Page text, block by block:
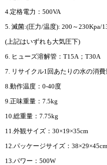
4.定格電力：500VA
5. 滅菌:(圧力/温度): 200～230Kpa/
(上記はいずれも大気圧下)
6. ヒューズ溶解管：T15A；T30A
7. リサイクル1回あたりの水の消
8.動作温度：0-40度
9.正味重量：7.5kg
10.総重量：7.75kg
11.外観サイズ：30×19×35cm
12.パッケージサイズ：38×29×45cm
13.パワー：500W